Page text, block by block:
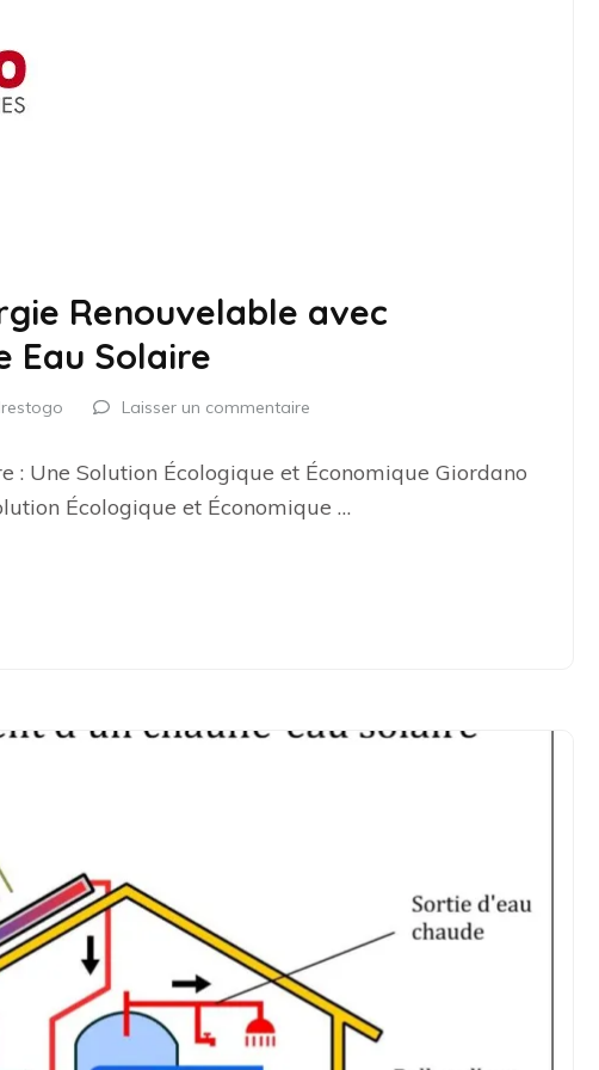
Renouvelable avec
Eau Solaire
Laisser un commentaire
: Une Solution Écologique et Économique Giordano
Écologique et Économique …